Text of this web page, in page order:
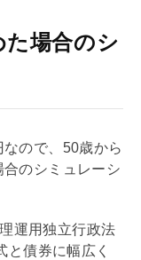
た場合のシ
ので、50歳から
のシミュレーシ
運用独立行政法
と債券に幅広く